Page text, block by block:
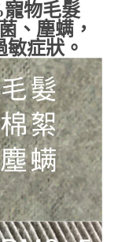
寵物毛髮
、塵螨，
症狀。